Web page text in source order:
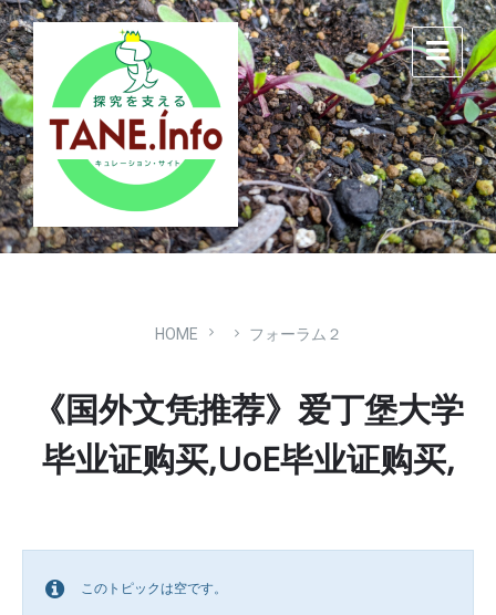
Skip
to
content
Skip
to
main
navigation
Skip
to
footer
HOME フォーラム２
《国外文凭推荐》爱丁堡大学
毕业证购买,UoE毕业证购买,
このトピックは空です。